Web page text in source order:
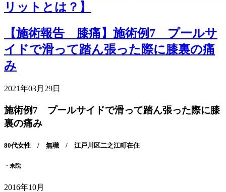
リットとは？】
【施術報告 膝痛】施術例7 プールサ
イドで滑って踏ん張った際に膝裏の痛
み
2021年03月29日
施術例7 プールサイドで滑って踏ん張った際に膝
裏の痛み
80代女性 / 無職 / 江戸川区二之江町在住
・来院
2016年10月